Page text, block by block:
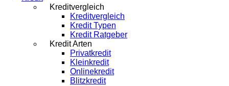
Kreditvergleich
Kreditvergleich
Kredit Typen
Kredit Ratgeber
Kredit Arten
Privatkredit
Kleinkredit
Onlinekredit
Blitzkredit